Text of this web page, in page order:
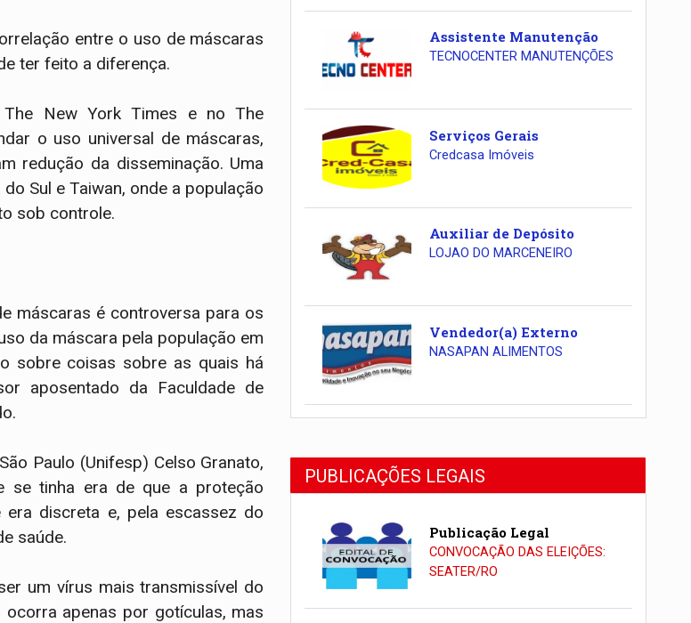
entre o uso de máscaras
ter feito a diferença.
New York Times e no The
o uso universal de máscaras,
redução da disseminação. Uma
Sul e Taiwan, onde a população
sob controle.
máscaras é controversa para os
da máscara pela população em
sobre coisas sobre as quais há
aposentado da Faculdade de
Paulo (Unifesp) Celso Granato,
se tinha era de que a proteção
discreta e, pela escassez do
saúde.
um vírus mais transmissível do
apenas por gotículas, mas
Assistente Manutenção
TECNOCENTER MANUTENÇÕES
Serviços Gerais
Credcasa Imóveis
Auxiliar de Depósito
LOJAO DO MARCENEIRO
Vendedor(a) Externo
NASAPAN ALIMENTOS
PUBLICAÇÕES LEGAIS
Publicação Legal
CONVOCAÇÃO DAS ELEIÇÕES:
SEATER/RO